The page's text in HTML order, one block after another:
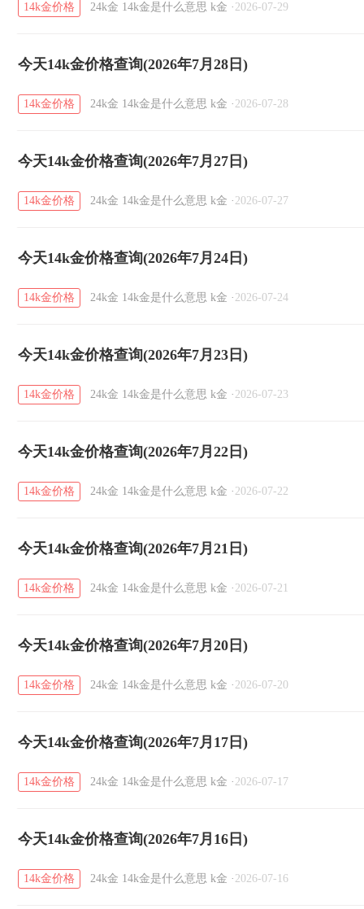
14k金价格 24k金 14k金是什么意思 k金 · 2026-07-29
今天14k金价格查询(2026年7月28日)
14k金价格 24k金 14k金是什么意思 k金 · 2026-07-28
今天14k金价格查询(2026年7月27日)
14k金价格 24k金 14k金是什么意思 k金 · 2026-07-27
今天14k金价格查询(2026年7月24日)
14k金价格 24k金 14k金是什么意思 k金 · 2026-07-24
今天14k金价格查询(2026年7月23日)
14k金价格 24k金 14k金是什么意思 k金 · 2026-07-23
今天14k金价格查询(2026年7月22日)
14k金价格 24k金 14k金是什么意思 k金 · 2026-07-22
今天14k金价格查询(2026年7月21日)
14k金价格 24k金 14k金是什么意思 k金 · 2026-07-21
今天14k金价格查询(2026年7月20日)
14k金价格 24k金 14k金是什么意思 k金 · 2026-07-20
今天14k金价格查询(2026年7月17日)
14k金价格 24k金 14k金是什么意思 k金 · 2026-07-17
今天14k金价格查询(2026年7月16日)
14k金价格 24k金 14k金是什么意思 k金 · 2026-07-16